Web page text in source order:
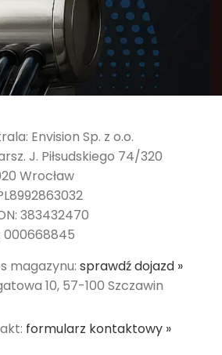
Envision Sp. z o.o.
J. Piłsudskiego 74/320
Wrocław
383432470
000668845
magazynu: sprawdź dojazd »
10, 57-100 Szczawin
formularz kontaktowy »